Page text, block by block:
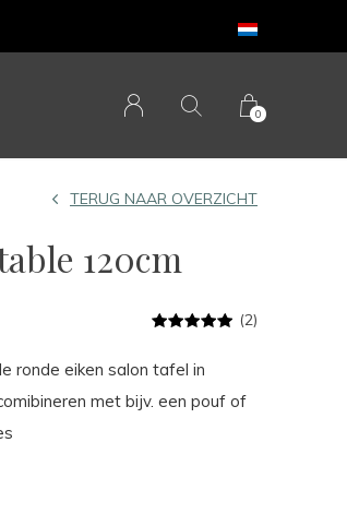
0
120cm
TERUG NAAR OVERZICHT
(2)
ronde eiken salon tafel in
met bijv. een pouf of